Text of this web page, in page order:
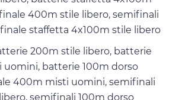
400m stile libero, semifinali
staffetta 4x100m stile libero
200m stile libero, batterie
batterie 100m dorso
400m misti uomini, semifinali
semifinali 100m dorso